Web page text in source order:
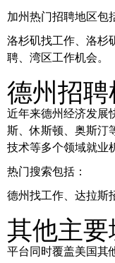
加州热门招聘地区包
洛杉矶找工作、洛杉
聘、湾区工作机会。
德州招
近年来德州经济发展
斯、休斯顿、奥斯汀
技术等多个领域就业
热门搜索包括：
德州找工作、达拉斯
其他主
平台同时覆盖美国其